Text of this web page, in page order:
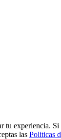
tu experiencia. Si
las Politicas